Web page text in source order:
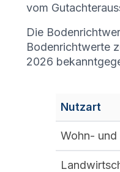
vom
Die
Bodenrichtwerte
2026
Nutzart
Wohn-